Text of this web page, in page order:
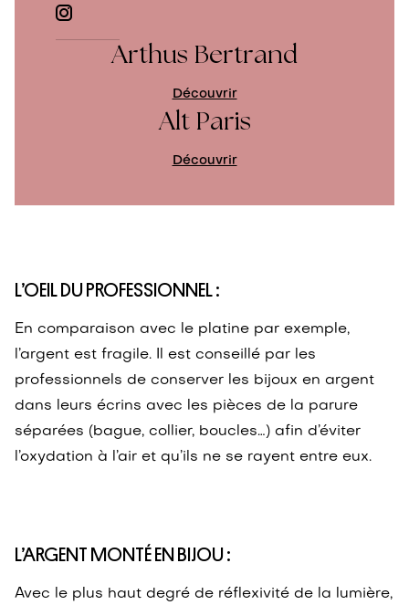
Arthus Bertrand
Découvrir
Alt Paris
Découvrir
L’OEIL DU PROFESSIONNEL :
En comparaison avec le platine par exemple,
l’argent est fragile. Il est conseillé par les
professionnels de conserver les bijoux en argent
dans leurs écrins avec les pièces de la parure
séparées (bague, collier, boucles…) afin d’éviter
l’oxydation à l’air et qu’ils ne se rayent entre eux.
L’ARGENT MONTÉ EN BIJOU :
Avec le plus haut degré de réflexivité de la lumière,